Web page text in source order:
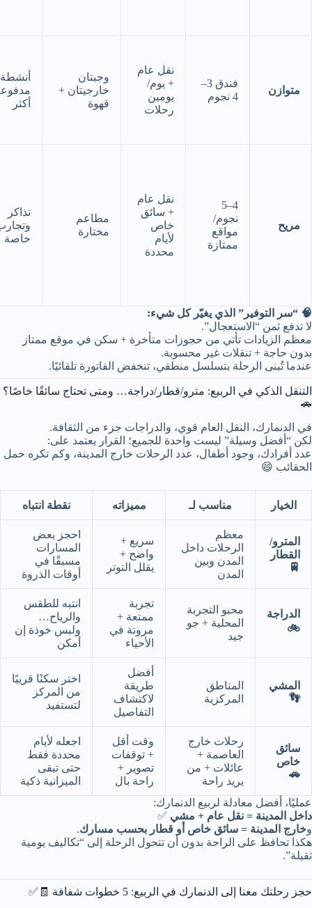
متوازن
فندق 3–
4 نجوم
نقل عام
+ يوم/
يومين
رحلات
وجبتان
خارجيتان +
قهوة
أنشطة
أكثر
مريح
4–5
نجوم/
مواقع
ممتازة
نقل عام
+ سائق
خاص
لأيام
محددة
مطاعم
مختارة
تذاكر
خاصة
🧠 “سر التوفير” الذي يغيّر كل شيء:
لا تدفع ثمن “الاستعجال”.
معظم الزيادات تأتي من حجوزات متأخرة + سكن في موقع ممتاز
بدون حاجة + تنقلات غير محسوبة.
عندما تُبنى الرحلة بتسلسل منطقي، تنخفض الفاتورة تلقائيًا.
التنقل الذكي في الربيع: مترو/قطار/دراجة… ومتى تحتاج سائقًا خاصًا؟
🚗
في الدنمارك، النقل العام قوي، والدراجات جزء من الثقافة.
لكن “أفضل وسيلة” ليست واحدة للجميع؛ القرار يعتمد على:
عدد أفرادك، وجود أطفال، عدد الرحلات خارج المدينة، وكم تكره حمل
الحقائب 😄
الخيار مناسب لـ مميزاته نقطة انتباه
المترو/
القطار
🚆
معظم
الرحلات داخل
المدن وبين
المدن
سريع +
واضح +
يقلل التوتر
احجز بعض
المسارات
مسبقًا في
أوقات الذروة
الدراجة
🚲
محبو التجربة
المحلية + جو
جيد
تجربة
ممتعة +
مرونة في
الأحياء
انتبه للطقس
والرياح…
ولبس خوذة إن
أمكن
المشي
👣
المناطق
المركزية
أفضل
طريقة
لاكتشاف
التفاصيل
اختر سكنًا قريبًا
من المركز
لتستفيد
سائق
خاص
🚗
رحلات خارج
العاصمة +
عائلات + من
يريد راحة
وقت أقل
+ توقفات
تصوير +
راحة بال
اجعله لأيام
محددة فقط
حتى تبقى
الميزانية ذكية
عمليًا، أفضل معادلة لربيع الدنمارك:
داخل المدينة = نقل عام + مشي ✅
وخارج المدينة = سائق خاص أو قطار بحسب مسارك.
هكذا تحافظ على الراحة بدون أن تتحول الرحلة إلى “تكاليف يومية
ثقيلة”.
حجز رحلتك معنا إلى الدنمارك في الربيع: 5 خطوات شفافة 🧾✅